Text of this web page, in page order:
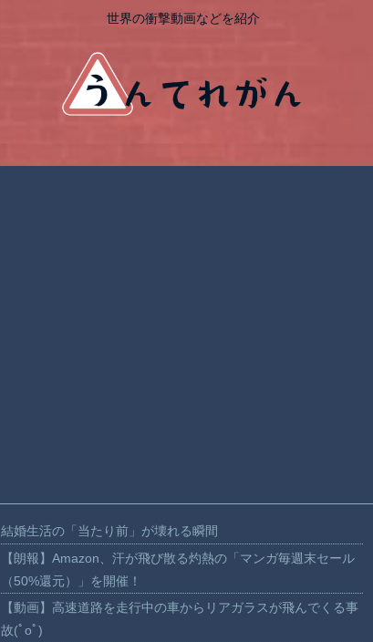
世界の衝撃動画などを紹介
結婚生活の「当たり前」が壊れる瞬間
【朗報】Amazon、汗が飛び散る灼熱の「マンガ毎週末セール
（50%還元）」を開催！
【動画】高速道路を走行中の車からリアガラスが飛んでくる事
故(ﾟoﾟ)